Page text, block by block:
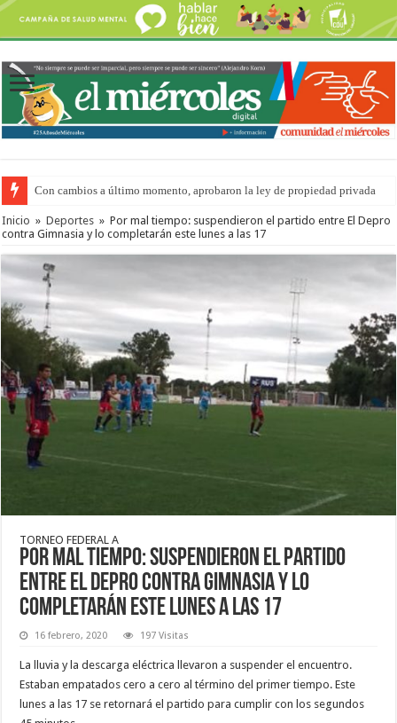
Con cambios a último momento, aprobaron la ley de propiedad privada
Adopción en Entre Ríos: el 35% de los 90 niños, niñas y adolescentes que
Inicio » Deportes » Por mal tiempo: suspendieron el partido entre El Depro
contra Gimnasia y lo completarán este lunes a las 17
TORNEO FEDERAL A
Por mal tiempo: suspendieron el partido
entre El Depro contra Gimnasia y lo
completarán este lunes a las 17
16 febrero, 2020 197 Visitas
La lluvia y la descarga eléctrica llevaron a suspender el encuentro.
Estaban empatados cero a cero al término del primer tiempo. Este
lunes a las 17 se retornará el partido para cumplir con los segundos